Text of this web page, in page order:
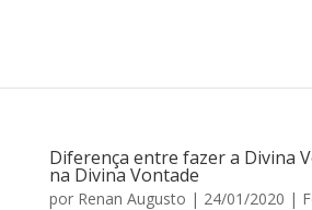
Diferença entre fazer a Divina
na Divina Vontade
por Renan Augusto | 24/01/2020 |